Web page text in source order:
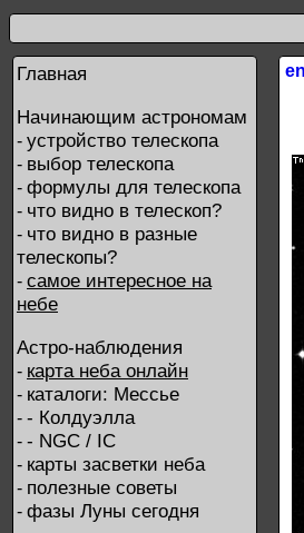
Главная
Начинающим астрономам
- устройство телескопа
- выбор телескопа
- формулы для телескопа
- что видно в телескоп?
- что видно в разные
телескопы?
- самое интересное на
небе
Астро-наблюдения
- карта неба онлайн
- каталоги: Мессье
- - Колдуэлла
- - NGC / IC
- карты засветки неба
- полезные советы
- фазы Луны сегодня